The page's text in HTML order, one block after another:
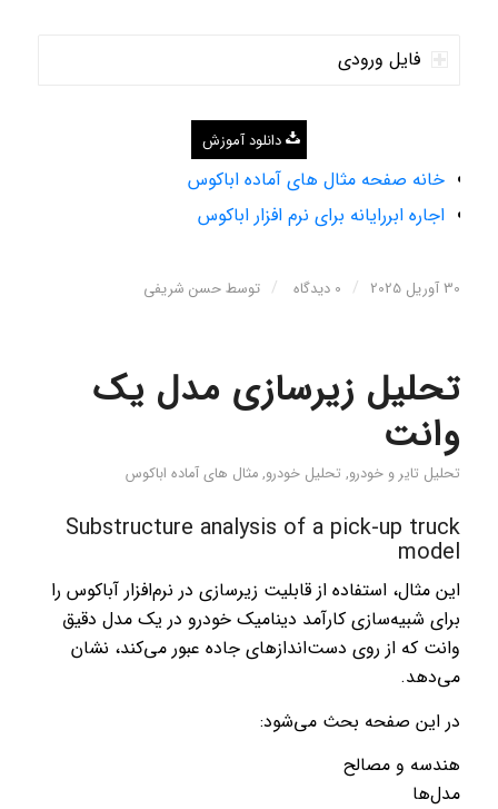
فایل ورودی
دانلود آموزش
خانه صفحه مثال های آماده اباکوس
اجاره ابررایانه برای نرم افزار اباکوس
30 آوریل 2025 / 0 دیدگاه / توسطحسن شریفی
تحلیل زیرسازی مدل یک
وانت
تحلیل تایر و خودرو, تحلیل خودرو, مثال های آماده اباکوس
Substructure analysis of a pick-up truck
model
این مثال، استفاده از قابلیت زیرسازی در نرم‌افزار آباکوس را
برای شبیه‌سازی کارآمد دینامیک خودرو در یک مدل دقیق
وانت که از روی دست‌اندازهای جاده عبور می‌کند، نشان
می‌دهد.
در این صفحه بحث می‌شود:
هندسه و مصالح
مدل‌ها